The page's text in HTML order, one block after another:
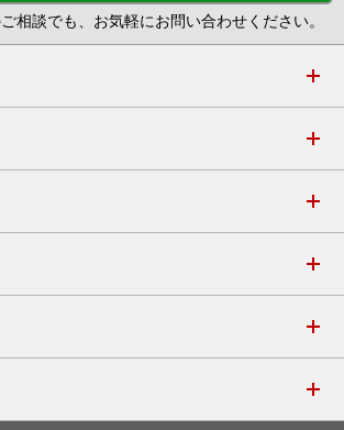
相談でも、お気軽にお問い合わせください。